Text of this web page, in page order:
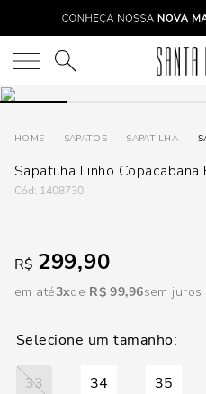
O que você está procurando?
SAPATOS SAPATILHA
Sapatilha Linho
: 1408730
R$ 299,90
em até3 R$ 99,96sem juros
33 34 35